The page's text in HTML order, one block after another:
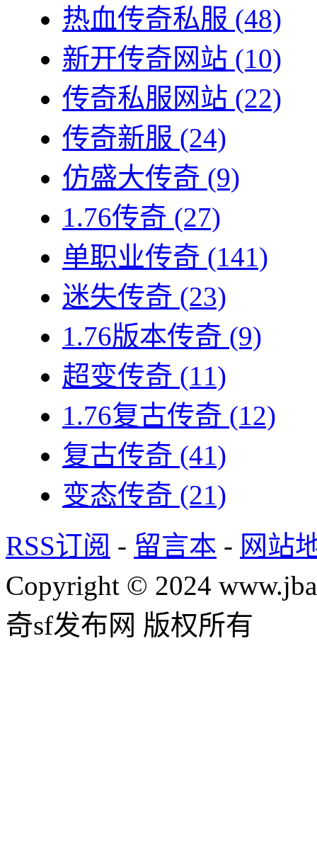
热血传奇私服 (48)
新开传奇网站 (10)
传奇私服网站 (22)
传奇新服 (24)
仿盛大传奇 (9)
1.76传奇 (27)
单职业传奇 (141)
迷失传奇 (23)
1.76版本传奇 (9)
超变传奇 (11)
1.76复古传奇 (12)
复古传奇 (41)
变态传奇 (21)
RSS订阅 - 留言本 - 网站
Copyright © 2024
奇sf发布网 版权所有